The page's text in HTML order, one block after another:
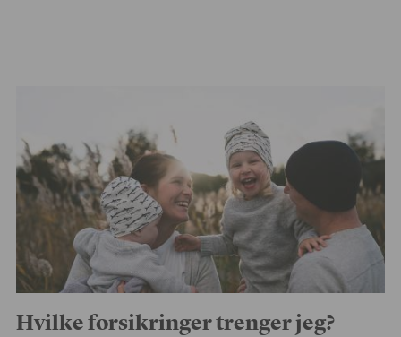
Hvilke forsikringer trenger jeg?